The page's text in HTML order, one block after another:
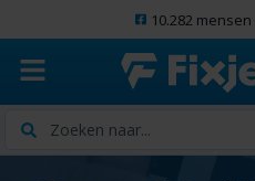
10.282
Zoeken